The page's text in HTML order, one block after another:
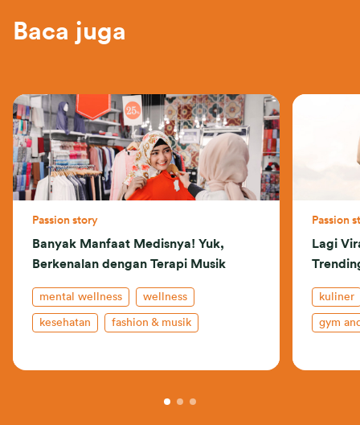
Baca juga
Passion story
Banyak Manfaat Medisnya! Yuk,
Berkenalan dengan Terapi Musik
mental wellness wellness
kesehatan fashion & musik
Passion
Lagi
kuliner
gym